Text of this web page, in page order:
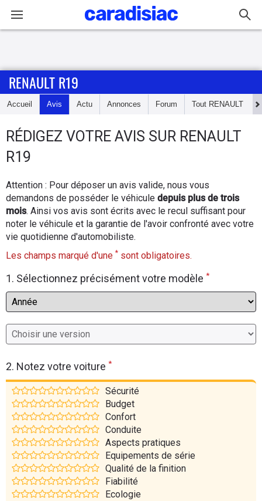
Accueil
Essais
d'achat
Electriques
Flottes
Auto
Moto
Marques
RENAULT R19
Accueil Avis Actu Annonces Forum Tout RENAULT
RÉDIGEZ VOTRE AVIS SUR RENAULT
R19
Attention : Pour déposer un avis valide, nous vous
demandons de posséder le véhicule depuis plus de trois
mois. Ainsi vos avis sont écrits avec le recul suffisant pour
noter le véhicule et la garantie de l'avoir confronté avec votre
vie quotidienne d'automobiliste.
Les champs marqué d'une * sont obligatoires.
1. Sélectionnez précisément votre modèle *
2. Notez votre voiture *
Sécurité
Budget
Confort
Conduite
Aspects pratiques
Equipements de série
Qualité de la finition
Fiabilité
Ecologie